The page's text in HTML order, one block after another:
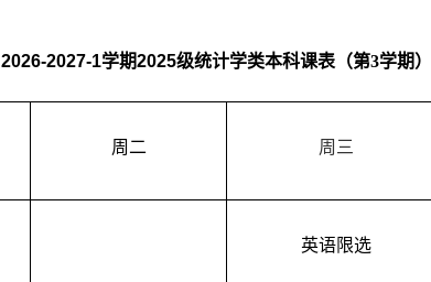
2026-2027-1学期2025级统计学类本科课表（第3学期）
周 二 周三
英语限选